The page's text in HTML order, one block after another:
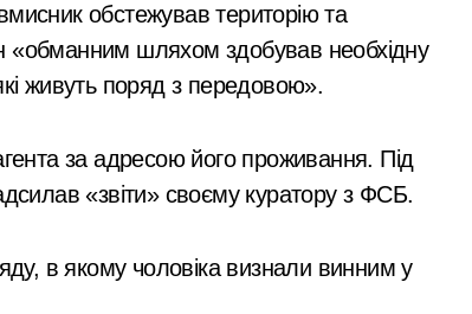
у Києві: умови отримання до 40 тисяч
у Києві розкрили незаконну схему
фінансова підтримка для постраждалих
втратила $18 тисяч через фейкового
обстежував територію та
«обманним шляхом здобував необхідну
живуть поряд з передовою».
за адресою його проживання. Під
«звіти» своєму куратору з ФСБ.
в якому чоловіка визнали винним у
В Київській області
вольєрів у притулку